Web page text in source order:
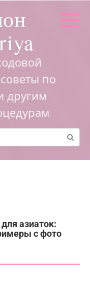
по
другим
азиаток:
с фото